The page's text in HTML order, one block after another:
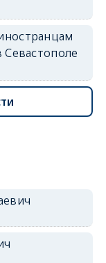
Севастополе